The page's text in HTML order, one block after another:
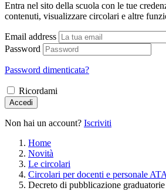
Entra nel sito della scuola con le tue
contenuti, visualizzare circolari e altre
Email address
Password
Password dimenticata?
Ricordami
Accedi
Non hai un account? Iscriviti
Home
Novità
Le circolari
Circolari per docenti e personale ATA
Decreto di pubblicazione